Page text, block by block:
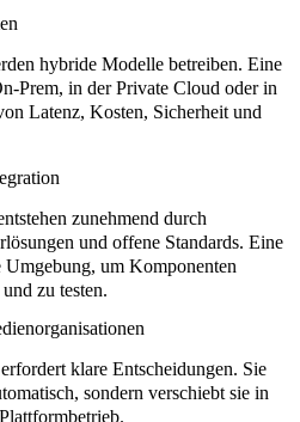
hybride Modelle betreiben. Eine
Prem, in der Private Cloud oder in
Latenz, Kosten, Sicherheit und
zunehmend durch
und offene Standards. Eine
um Komponenten
zu testen.
klare Entscheidungen. Sie
sondern verschiebt sie in